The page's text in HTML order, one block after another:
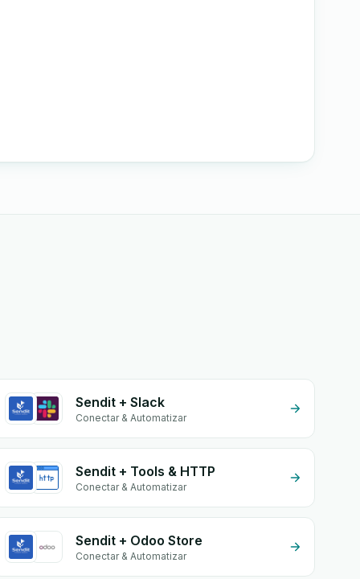
Sendit + Slack
Conectar & Automatizar
Sendit + Tools & HTTP
Conectar & Automatizar
Sendit + Odoo Store
Conectar & Automatizar